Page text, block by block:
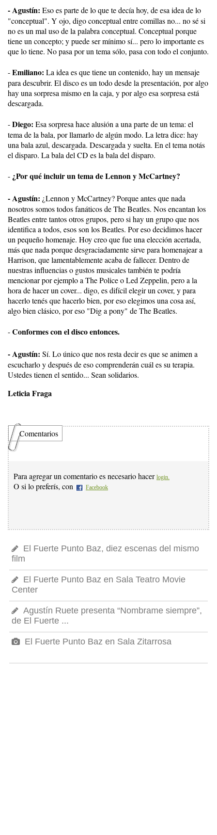
- Agustín: Eso es parte de lo que te decía hoy, de esa idea de lo
"conceptual". Y ojo, digo conceptual entre comillas no... no sé si
no es un mal uso de la palabra conceptual. Conceptual porque
tiene un concepto; y puede ser mínimo sí... pero lo importante es
que lo tiene. No pasa por un tema sólo, pasa con todo el conjunto.
-Emiliano: La idea es que tiene un contenido, hay un mensaje
para descubrir. El disco es un todo desde la presentación, por algo
hay una sorpresa mismo en la caja, y por algo esa sorpresa está
descargada.
-Diego: Esa sorpresa hace alusión a una parte de un tema: el
tema de la bala, por llamarlo de algún modo. La letra dice: hay
una bala azul, descargada. Descargada y suelta. En el tema notás
el disparo. La bala del CD es la bala del disparo.
- ¿Por qué incluir un tema de Lennon y McCartney?
- Agustín: ¿Lennon y McCartney? Porque antes que nada
nosotros somos todos fanáticos de The Beatles. Nos encantan los
Beatles entre tantos otros grupos, pero si hay un grupo que nos
identifica a todos, esos son los Beatles. Por eso decidimos hacer
un pequeño homenaje. Hoy creo que fue una elección acertada,
más que nada porque desgraciadamente sirve para homenajear a
Harrison, que lamentablemente acaba de fallecer. Dentro de
nuestras influencias o gustos musicales también te podría
mencionar por ejemplo a The Police o Led Zeppelin, pero a la
hora de hacer un cover... digo, es difícil elegir un cover, y para
hacerlo tenés que hacerlo bien, por eso elegimos una cosa así,
algo bien clásico, por eso "Dig a pony" de The Beatles.
-Conformes con el disco entonces.
- Agustín: Sí. Lo único que nos resta decir es que se animen a
escucharlo y después de eso comprenderán cuál es su terapia.
Ustedes tienen el sentido... Sean solidarios.
Leticia Fraga
Comentarios
Para agregar un comentario es necesario hacer login.
O si lo preferís, con Facebook
El Fuerte Punto Baz, diez escenas del mismo
film
El Fuerte Punto Baz en Sala Teatro Movie
Center
Agustín Ruete presenta “Nombrame siempre”,
de El Fuerte ...
El Fuerte Punto Baz en Sala Zitarrosa